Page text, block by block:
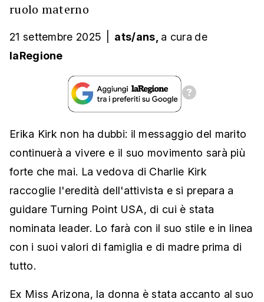
ruolo materno
21 settembre 2025 ats/ans, a cura de
laRegione
Erika Kirk non ha dubbi: il messaggio del marito
continuerà a vivere e il suo movimento sarà più
forte che mai. La vedova di Charlie Kirk
raccoglie l'eredità dell'attivista e si prepara a
guidare Turning Point USA, di cui è stata
nominata leader. Lo farà con il suo stile e in linea
con i suoi valori di famiglia e di madre prima di
tutto.
Ex Miss Arizona, la donna è stata accanto al suo